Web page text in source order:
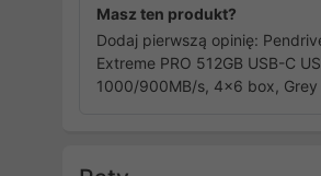
Masz ten produkt?
Dodaj pierwszą opinię:
Extreme PRO 512GB USB-C
1000/900MB/s, 4x6 box, Grey